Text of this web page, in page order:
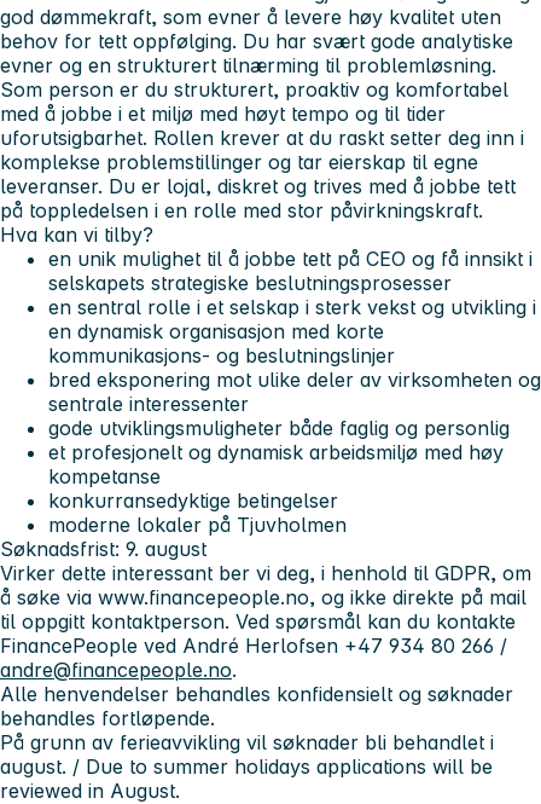
god dømmekraft, som evner å levere høy kvalitet uten
behov for tett oppfølging. Du har svært gode analytiske
evner og en strukturert tilnærming til problemløsning.
Som person er du strukturert, proaktiv og komfortabel
med å jobbe i et miljø med høyt tempo og til tider
uforutsigbarhet. Rollen krever at du raskt setter deg inn i
komplekse problemstillinger og tar eierskap til egne
leveranser. Du er lojal, diskret og trives med å jobbe tett
på toppledelsen i en rolle med stor påvirkningskraft.
Hva kan vi tilby?
en unik mulighet til å jobbe tett på CEO og få innsikt i
selskapets strategiske beslutningsprosesser
en sentral rolle i et selskap i sterk vekst og utvikling i
en dynamisk organisasjon med korte
kommunikasjons- og beslutningslinjer
bred eksponering mot ulike deler av virksomheten og
sentrale interessenter
gode utviklingsmuligheter både faglig og personlig
et profesjonelt og dynamisk arbeidsmiljø med høy
kompetanse
konkurransedyktige betingelser
moderne lokaler på Tjuvholmen
Søknadsfrist: 9. august
Virker dette interessant ber vi deg, i henhold til GDPR, om
å søke via www.financepeople.no, og ikke direkte på mail
til oppgitt kontaktperson. Ved spørsmål kan du kontakte
FinancePeople ved André Herlofsen +47 934 80 266 /
andre@financepeople.no.
Alle henvendelser behandles konfidensielt og søknader
behandles fortløpende.
På grunn av ferieavvikling vil søknader bli behandlet i
august. / Due to summer holidays applications will be
reviewed in August.